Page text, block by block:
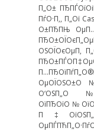
П„О±
ПѓО·П‚, П„Ої
О±ПЂПЊ
ОЅОЇОєОµП‚